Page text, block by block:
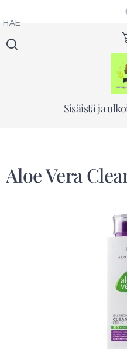
Sisäistä ja
HAE
Aloe Vera